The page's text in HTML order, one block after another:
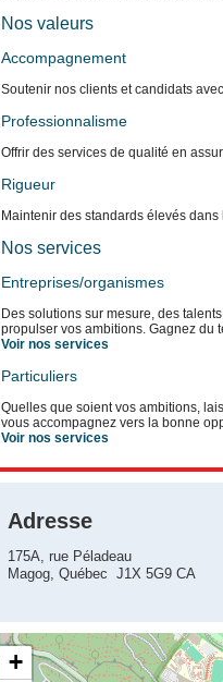
Nos valeurs
Accompagnement
Soutenir nos clients et candidats
Professionnalisme
Offrir des services de qualité en
Rigueur
Maintenir des standards élevés
Nos services
Entreprises/organismes
Des solutions sur mesure, des
propulser vos ambitions. Gagnez du
Voir nos services
Particuliers
Quelles que soient vos ambitions,
vous accompagnez vers la bonne
Voir nos services
Adresse
175A, rue Péladeau
Magog, Québec J1X 5G9 CA
+